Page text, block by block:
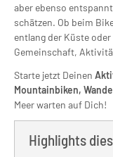
aber ebenso
schätzen. Ob beim
entlang der Küste
Gemeinschaft,
Starte jetzt Deinen
Mountainbiken,
Meer warten auf Dich!
Highlights